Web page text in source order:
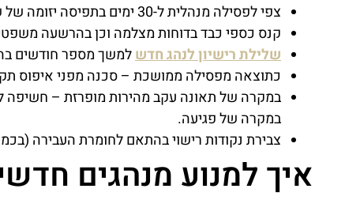
צפי לפסילה מנהלית ל-30 ימים בתפיסה יזומה של שוטר תנועה.
קנס כספי כבד בדוחות מצלמה וכן בהרשעה
שלילת רישיון לנהג חדשלמשך מספר חודשים
כתוצאה מפסילה ממושכת – סכנה מפני איפוס
במקרה של תאונה עקב מהירות מופרזת – חשיפה
במקרה של פגיעה.
צבירת נקודות רישוי בהתאם לחומרת העבירה
איך למנוע מנהגים